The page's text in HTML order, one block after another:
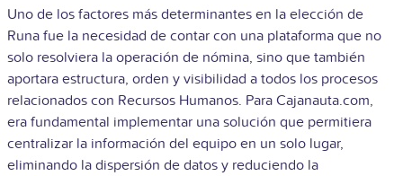
Uno de los factores más determinantes en la elección de
Runa fue la necesidad de contar con una plataforma que no
solo resolviera la operación de nómina, sino que también
aportara estructura, orden y visibilidad a todos los procesos
relacionados con Recursos Humanos. Para Cajanauta.com,
era fundamental implementar una solución que permitiera
centralizar la información del equipo en un solo lugar,
eliminando la dispersión de datos y reduciendo la